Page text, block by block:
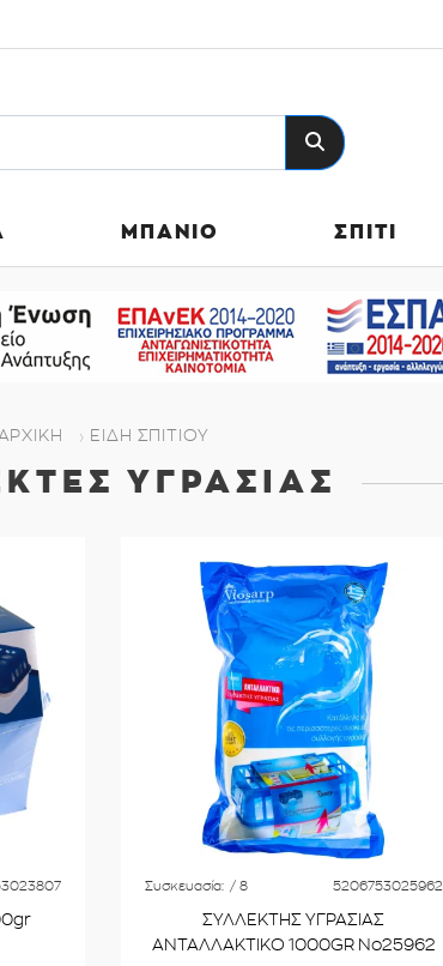
ΜΠΑΝΙΟ ΣΠΙΤΙ
ΑΡΧΙΚΗ ΕΊΔΗ ΣΠΙΤΙΟΎ
ΥΓΡΑΣΊΑΣ
Συσκευασία: / 8 5206753025962
ΣΥΛΛΕΚΤΗΣ ΥΓΡΑΣΙΑΣ
ΑΝΤΑΛΛΑΚΤΙΚΟ 1000GR No25962